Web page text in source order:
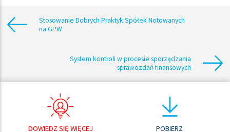
Stosowanie Dobrych Praktyk Spółek Notowanych
na GPW
System kontroli w procesie sporządzania
sprawozdań finansowych
DOWIEDZ SIĘ WIĘCEJ
POBIERZ